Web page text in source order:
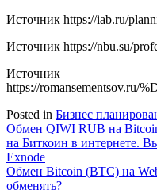
Источник https://iab.ru/
Источник https://nbu.su/
Источник
https://romansementsov.ru/
Posted in Бизнес
Навигация
по
записям
Обмен QIWI RUB на
на Биткоин в интернете.
Exnode
Обмен Bitcoin (BTC) на
обменять?